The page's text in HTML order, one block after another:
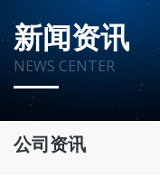
新闻资讯
NEWS CENTER
公司资讯